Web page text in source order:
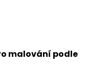
malování podle